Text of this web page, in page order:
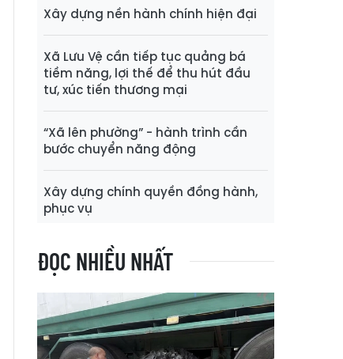
Xây dựng nền hành chính hiện đại
Xã Lưu Vệ cần tiếp tục quảng bá
tiềm năng, lợi thế để thu hút đầu
tư, xúc tiến thương mại
“Xã lên phường” - hành trình cần
bước chuyển năng động
Xây dựng chính quyền đồng hành,
phục vụ
ĐỌC NHIỀU NHẤT